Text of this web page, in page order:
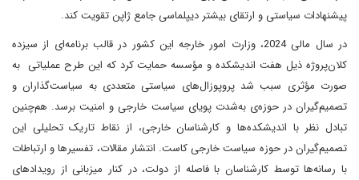
پیشنهادات سیاستی و ارتقای بیشتر دیپلماسی جامع ژاپن تقویت کند.
در سال مالی 2024، وزارت امور خارجه این کشور در قالب برنامه‌ای از سیزده
کلان‌پروژه ذیل هفت اندیشکده و مؤسسه حمایت کرد که این طرح عملیاتی به
صورت مؤثری سبب شد پروپوزال‌های سیاستی متعددی به سیاست‌گذاران و
تصمیم‌گیران در حوزه‌ی به‌شدت پویای سیاست خارجی و امنیت برسد. هم‌چنین
تبادل نظر با اندیشکده‌ها و کارشناسان خارجی، از نقاط تاریک تحلیلی این
تصمیم‌گیران در حوزه سیاست خارجی کاست. انتشار مقالات، تفسیرها و ارتباطات
با رسانه‌ها توسط کارشناسان با فاصله از دولت، در کنار میزبانی از رویدادهای